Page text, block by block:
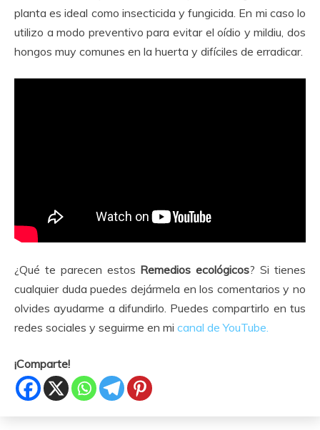
planta es ideal como insecticida y fungicida. En mi caso lo
utilizo a modo preventivo para evitar el oídio y mildiu, dos
hongos muy comunes en la huerta y difíciles de erradicar.
¿Qué te parecen estos Remedios ecológicos? Si tienes
cualquier duda puedes dejármela en los comentarios y no
olvides ayudarme a difundirlo. Puedes compartirlo en tus
redes sociales y seguirme en mi canal de YouTube.
¡Comparte!